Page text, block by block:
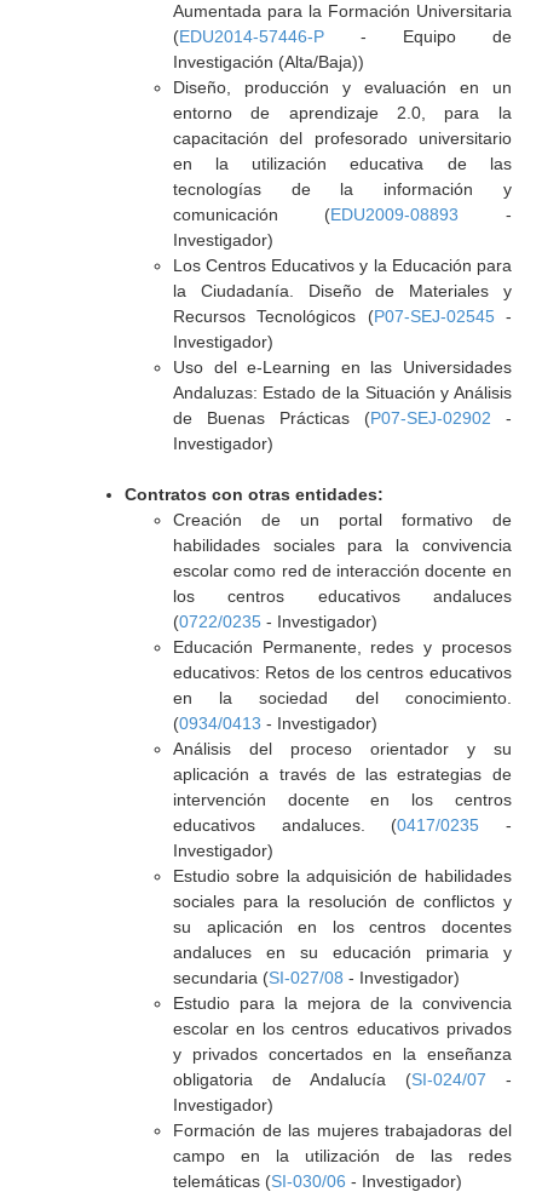
Aumentada para la Formación Universitaria
(EDU2014-57446-P- Equipo de
Investigación (Alta/Baja))
Diseño, producción y evaluación en un
entorno de aprendizaje 2.0, para la
capacitación del profesorado universitario
en la utilización educativa de las
tecnologías de la información y
comunicación (EDU2009-08893 -
Investigador)
Los Centros Educativos y la Educación para
la Ciudadanía. Diseño de Materiales y
Recursos Tecnológicos (P07-SEJ-02545-
Investigador)
Uso del e-Learning en las Universidades
Andaluzas: Estado de la Situación y Análisis
de Buenas Prácticas (P07-SEJ-02902 -
Investigador)
Contratos con otras entidades:
Creación de un portal formativo de
habilidades sociales para la convivencia
escolar como red de interacción docente en
los centros educativos andaluces
(0722/0235- Investigador)
Educación Permanente, redes y procesos
educativos: Retos de los centros educativos
en la sociedad del conocimiento.
(0934/0413 - Investigador)
Análisis del proceso orientador y su
aplicación a través de las estrategias de
intervención docente en los centros
educativos andaluces. (0417/0235 -
Investigador)
Estudio sobre la adquisición de habilidades
sociales para la resolución de conflictos y
su aplicación en los centros docentes
andaluces en su educación primaria y
secundaria (SI-027/08 - Investigador)
Estudio para la mejora de la convivencia
escolar en los centros educativos privados
y privados concertados en la enseñanza
obligatoria de Andalucía (SI-024/07 -
Investigador)
Formación de las mujeres trabajadoras del
campo en la utilización de las redes
telemáticas (SI-030/06 - Investigador)